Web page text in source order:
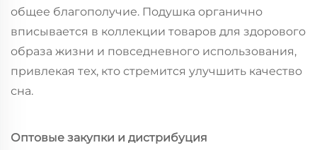
общее благополучие. Подушка органично
вписывается в коллекции товаров для здорового
образа жизни и повседневного использования,
привлекая тех, кто стремится улучшить качество
сна.
Оптовые закупки и дистрибуция